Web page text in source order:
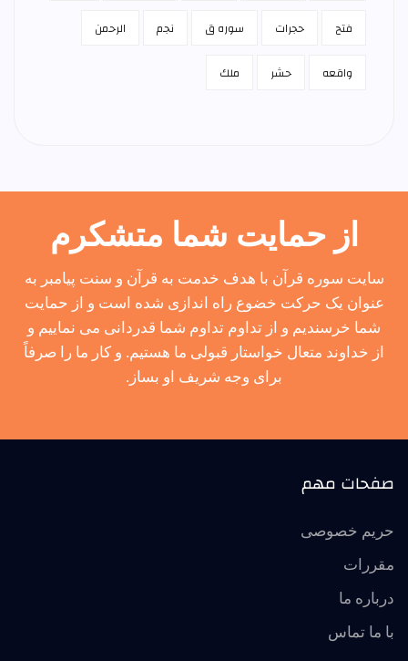
فتح حجرات سوره ق نجم الرحمن
واقعه حشر ملك
از حمایت شما متشکرم
سایت سوره قرآن با هدف خدمت به قرآن و سنت پیامبر به
عنوان یک حرکت خضوع راه اندازی شده است و از حمایت
شما خرسندیم و از تداوم تداوم شما قدردانی می نماییم و
از خداوند متعال خواستار قبولی ما هستیم. و کار ما را صرفاً
برای وجه شریف او بساز.
صفحات مهم
حریم خصوصی
مقررات
درباره ما
با ما تماس